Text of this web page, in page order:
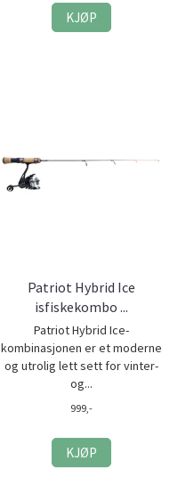
KJØP
Patriot Hybrid Ice
isfiskekombo ...
Patriot Hybrid Ice-
kombinasjonen er et moderne
og utrolig lett sett for vinter-
og...
999,-
KJØP